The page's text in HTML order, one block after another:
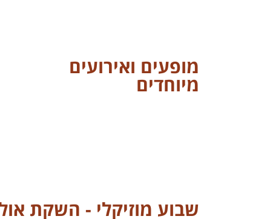
מופעים ואירועים
מיוחדים
שבוע מוזיקלי - השקת